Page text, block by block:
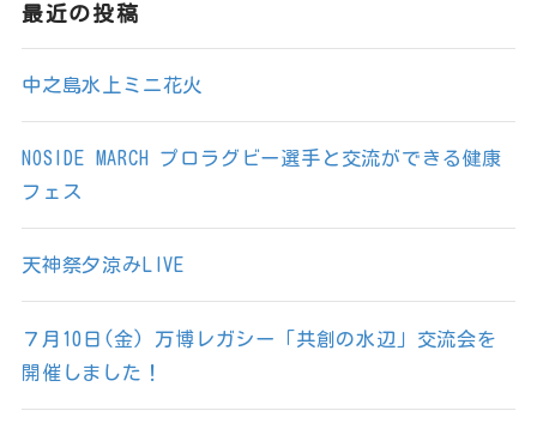
最近の投稿
中之島水上ミニ花火
NOSIDE MARCH プロラグビー選手と交流ができる健康
フェス
天神祭夕涼みLIVE
７月10日(金) 万博レガシー「共創の水辺」交流会を
開催しました！